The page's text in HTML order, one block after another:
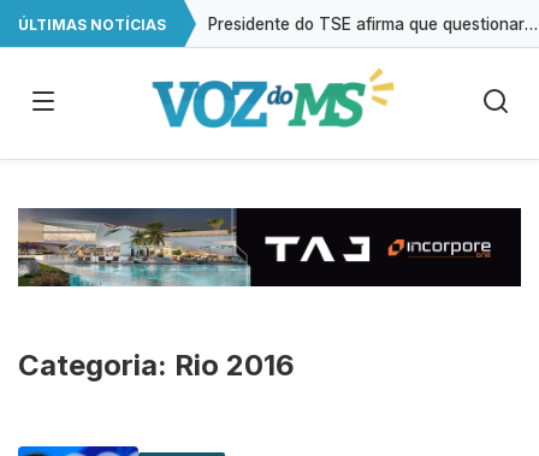
ÚLTIMAS NOTÍCIAS Presidente do TSE afirma que questionar urnas é ‘desconvidar’ eleitor da democracia
Categoria: Rio 2016